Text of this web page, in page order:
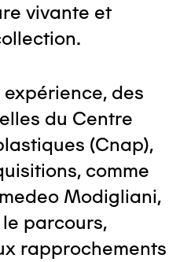
vivante et
des
du Centre
(Cnap),
comme
Modigliani,
parcours,
rapprochements